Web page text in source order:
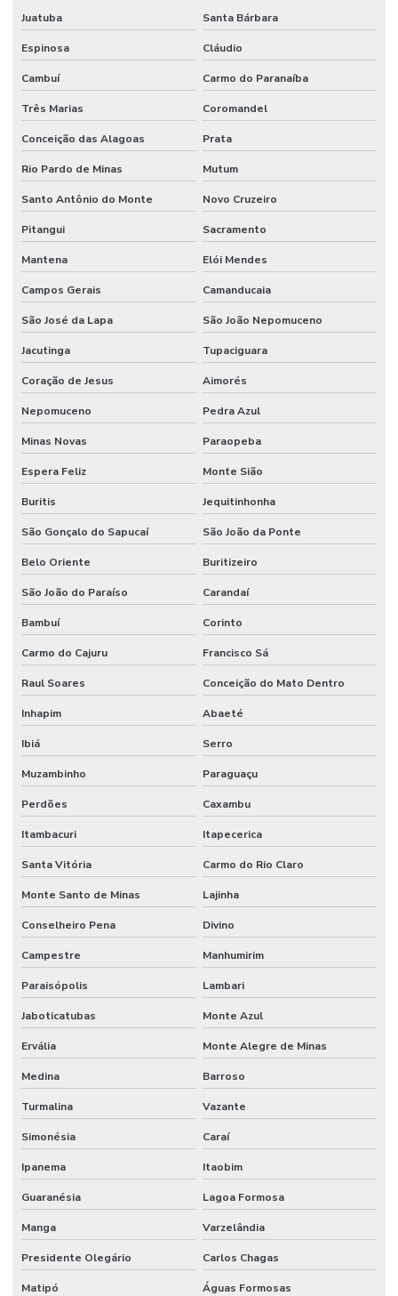
Juatuba Santa Bárbara
Espinosa Cláudio
Cambuí Carmo do Paranaíba
Três Marias Coromandel
Conceição das Alagoas Prata
Rio Pardo de Minas Mutum
Santo Antônio do Monte Novo Cruzeiro
Pitangui Sacramento
Mantena Elói Mendes
Campos Gerais Camanducaia
São José da Lapa São João Nepomuceno
Jacutinga Tupaciguara
Coração de Jesus Aimorés
Nepomuceno Pedra Azul
Minas Novas Paraopeba
Espera Feliz Monte Sião
Buritis Jequitinhonha
São Gonçalo do Sapucaí São João da Ponte
Belo Oriente Buritizeiro
São João do Paraíso Carandaí
Bambuí Corinto
Carmo do Cajuru Francisco Sá
Raul Soares Conceição do Mato Dentro
Inhapim Abaeté
Ibiá Serro
Muzambinho Paraguaçu
Perdões Caxambu
Itambacuri Itapecerica
Santa Vitória Carmo do Rio Claro
Monte Santo de Minas Lajinha
Conselheiro Pena Divino
Campestre Manhumirim
Paraisópolis Lambari
Jaboticatubas Monte Azul
Ervália Monte Alegre de Minas
Medina Barroso
Turmalina Vazante
Simonésia Caraí
Ipanema Itaobim
Guaranésia Lagoa Formosa
Manga Varzelândia
Presidente Olegário Carlos Chagas
Matipó Águas Formosas